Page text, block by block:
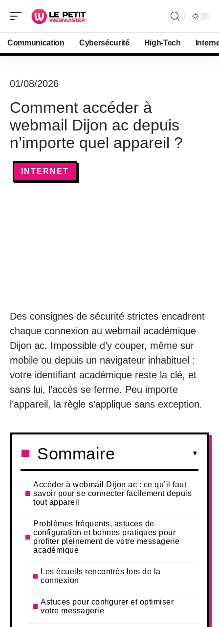
Communication Cybersécurité High-Tech
01/08/2026
Comment accéder à
webmail Dijon ac depuis
n’importe quel appareil ?
INTERNET
Des consignes de sécurité strictes encadrent
chaque connexion au webmail académique
Dijon ac. Impossible d’y couper, même sur
mobile ou depuis un navigateur inhabituel :
votre identifiant académique reste la clé, et
sans lui, l’accès se ferme. Peu importe
l’appareil, la règle s’applique sans exception.
Sommaire
Accéder à webmail Dijon ac : ce qu’il faut
savoir pour se connecter facilement depuis
tout appareil
Problèmes fréquents, astuces de
configuration et bonnes pratiques pour
profiter pleinement de votre messagerie
académique
Les écueils rencontrés lors de la
connexion
Astuces pour configurer et optimiser
votre messagerie